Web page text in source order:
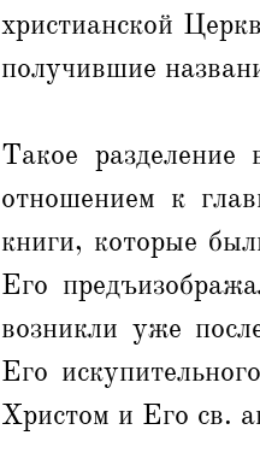
христианской
получившие
Такое разделение
отношением к
книги, которые
Его
возникли уже
Его
Христом и Его св.